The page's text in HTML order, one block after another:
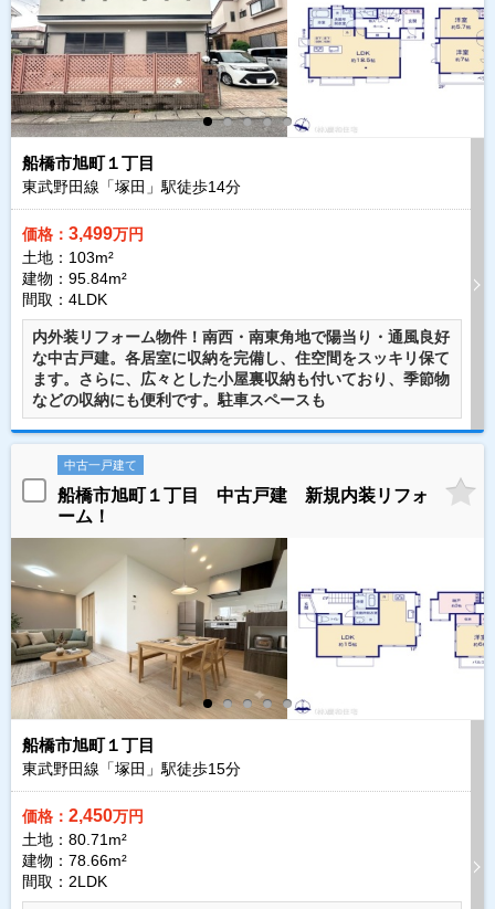
船橋市旭町１丁目
東武野田線「塚田」駅徒歩14分
価格： 3,499万円
土地：103m²
建物：95.84m²
間取：4LDK
内外装リフォーム物件！南西・南東角地で陽当り・通風良好
な中古戸建。各居室に収納を完備し、住空間をスッキリ保て
ます。さらに、広々とした小屋裏収納も付いており、季節物
などの収納にも便利です。駐車スペースも
中古一戸建て
船橋市旭町１丁目 中古戸建 新規内装リフォ
ーム！
船橋市旭町１丁目
東武野田線「塚田」駅徒歩15分
価格： 2,450万円
土地：80.71m²
建物：78.66m²
間取：2LDK